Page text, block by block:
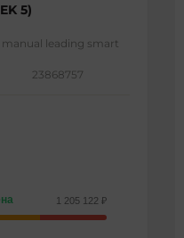
5)
manual leading smart
23868757
1 205 122 ₽